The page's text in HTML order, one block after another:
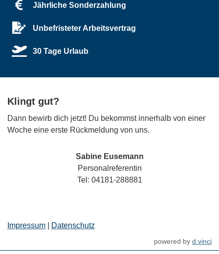
Jährliche Sonderzahlung
Unbefristeter Arbeitsvertrag
30 Tage Urlaub
Klingt gut?
Dann bewirb dich jetzt! Du bekommst innerhalb von einer
Woche eine erste Rückmeldung von uns.
Sabine Eusemann
Personalreferentin
Tel: 04181-288881
Impressum Datenschutz
powered by d.vinci